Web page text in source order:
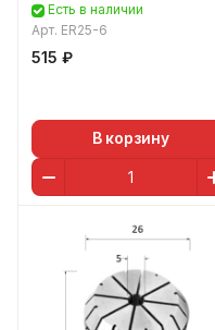
Есть в наличии
Арт. ER25-6
515 ₽
В корзину